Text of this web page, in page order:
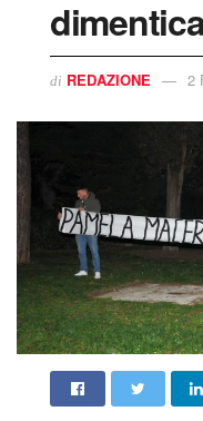
di REDAZIONE 2